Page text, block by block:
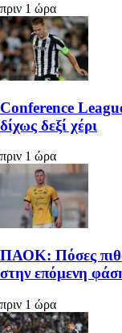
πριν 1 ώρα
Conference
δίχως δεξί χέρι
πριν 1 ώρα
ΠΑΟΚ: Πόσες
στην επόμενη
πριν 1 ώρα